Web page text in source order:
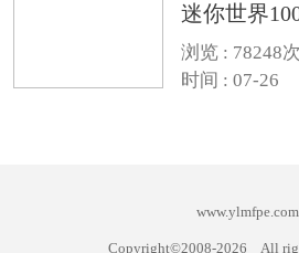
迷你世界
版(有效)
浏览 : 78248次
时间 : 07-26
www.ylmfpe.com
Copyright©2008-2026 All